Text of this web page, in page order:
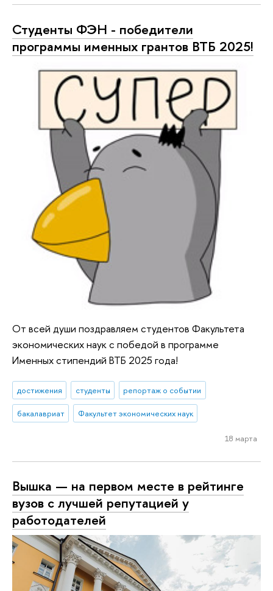
Студенты ФЭН - победители
программы именных грантов ВТБ 2025!
От всей души поздравляем студентов Факультета
экономических наук с победой в программе
Именных стипендий ВТБ 2025 года!
достижения студенты репортаж о событии
бакалавриат Факультет экономических наук
18 марта
Вышка — на первом месте в рейтинге
вузов с лучшей репутацией у
работодателей